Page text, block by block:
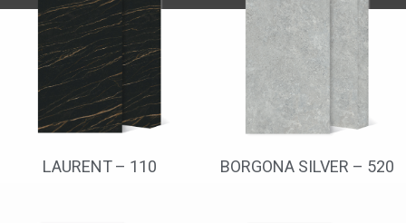
BORGONA SILVER – 520
LAURENT – 110